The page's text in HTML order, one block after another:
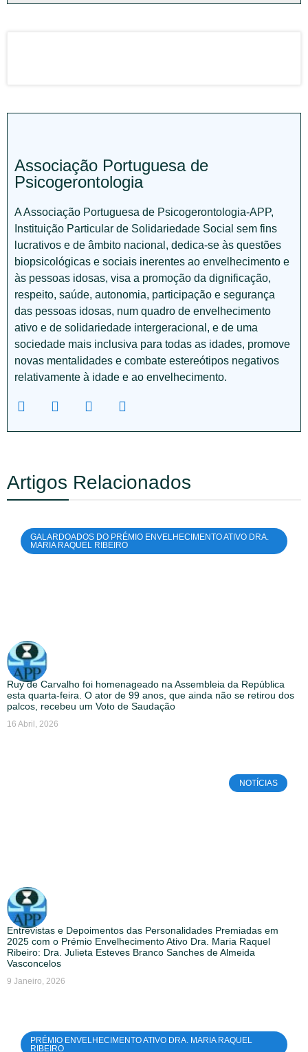
Associação Portuguesa de
Psicogerontologia
A Associação Portuguesa de Psicogerontologia-APP,
Instituição Particular de Solidariedade Social sem fins
lucrativos e de âmbito nacional, dedica-se às questões
biopsicológicas e sociais inerentes ao envelhecimento e
às pessoas idosas, visa a promoção da dignificação,
respeito, saúde, autonomia, participação e segurança
das pessoas idosas, num quadro de envelhecimento
ativo e de solidariedade intergeracional, e de uma
sociedade mais inclusiva para todas as idades, promove
novas mentalidades e combate estereótipos negativos
relativamente à idade e ao envelhecimento.
Artigos Relacionados
GALARDOADOS DO PRÉMIO ENVELHECIMENTO ATIVO DRA.
MARIA RAQUEL RIBEIRO
Ruy de Carvalho foi homenageado na Assembleia da República
esta quarta-feira. O ator de 99 anos, que ainda não se retirou dos
palcos, recebeu um Voto de Saudação
16 Abril, 2026
NOTÍCIAS
Entrevistas e Depoimentos das Personalidades Premiadas em
2025 com o Prémio Envelhecimento Ativo Dra. Maria Raquel
Ribeiro: Dra. Julieta Esteves Branco Sanches de Almeida
Vasconcelos
9 Janeiro, 2026
PRÉMIO ENVELHECIMENTO ATIVO DRA. MARIA RAQUEL
RIBEIRO